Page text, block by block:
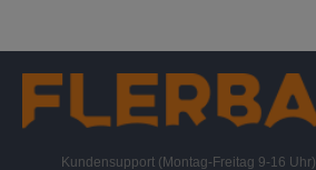
Kundensupport (Montag-Freitag 9-16 Uhr)